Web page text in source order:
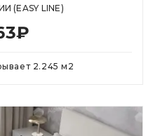
(EASY LINE)
₽
2.245 м 2